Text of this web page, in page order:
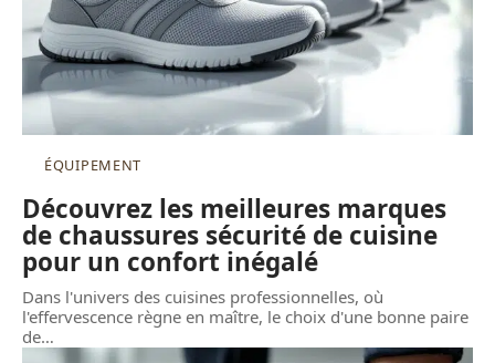
ÉQUIPEMENT
Découvrez les meilleures marques
de chaussures sécurité de cuisine
pour un confort inégalé
Dans l'univers des cuisines professionnelles, où
l'effervescence règne en maître, le choix d'une bonne paire
de…